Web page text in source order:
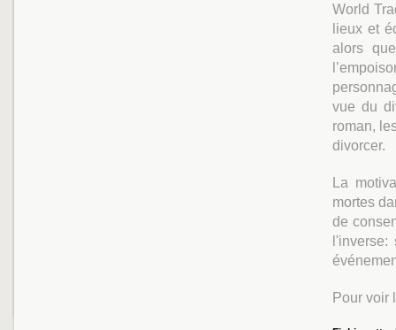
World
lieux et
alors
vue du
roman,
divorcer.
La
mortes
de
l'inverse:
Pour voir